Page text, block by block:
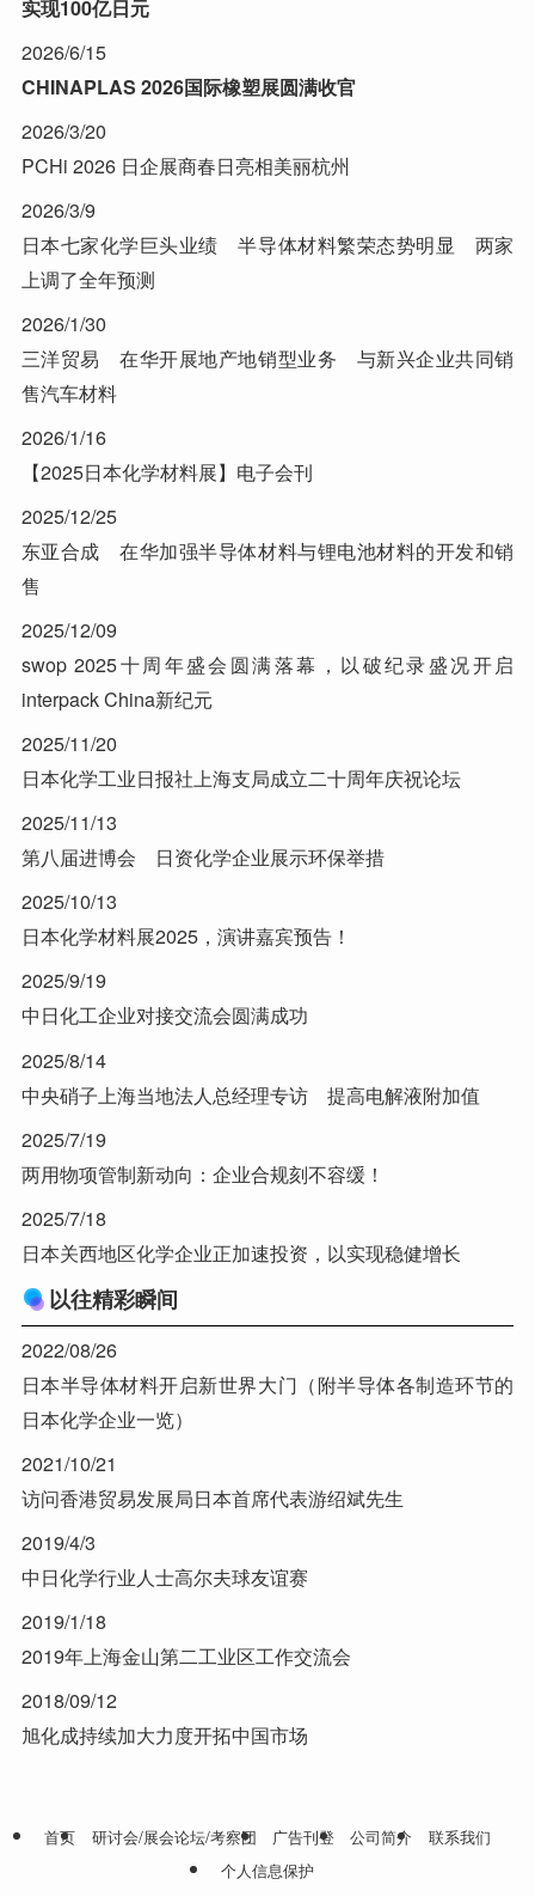
实现100亿日元
2026/6/15
CHINAPLAS 2026国际橡塑展圆满收官
2026/3/20
PCHi 2026 日企展商春日亮相美丽杭州
2026/3/9
日本七家化学巨头业绩 半导体材料繁荣态势明显 两家
上调了全年预测
2026/1/30
三洋贸易 在华开展地产地销型业务 与新兴企业共同销
售汽车材料
2026/1/16
【2025日本化学材料展】电子会刊
2025/12/25
东亚合成 在华加强半导体材料与锂电池材料的开发和销
售
2025/12/09
swop 2025十周年盛会圆满落幕，以破纪录盛况开启
interpack China新纪元
2025/11/20
日本化学工业日报社上海支局成立二十周年庆祝论坛
2025/11/13
第八届进博会 日资化学企业展示环保举措
2025/10/13
日本化学材料展2025，演讲嘉宾预告！
2025/9/19
中日化工企业对接交流会圆满成功
2025/8/14
中央硝子上海当地法人总经理专访 提高电解液附加值
2025/7/19
两用物项管制新动向：企业合规刻不容缓！
2025/7/18
日本关西地区化学企业正加速投资，以实现稳健增长
以往精彩瞬间
2022/08/26
日本半导体材料开启新世界大门（附半导体各制造环节的
日本化学企业一览）
2021/10/21
访问香港贸易发展局日本首席代表游绍斌先生
2019/4/3
中日化学行业人士高尔夫球友谊赛
2019/1/18
2019年上海金山第二工业区工作交流会
2018/09/12
旭化成持续加大力度开拓中国市场
首页 研讨会/展会论坛/考察团 广告刊登 公司简介
联系我们
个人信息保护